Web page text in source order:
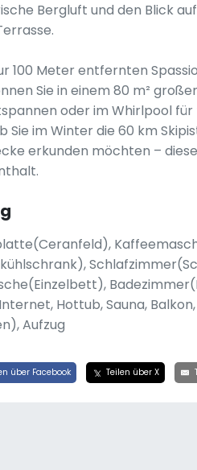
Bergluft und den Blick
100 Meter entfernten
Sie in einem 80 m²
oder im Whirlpool
Sie im Winter die 60 km
erkunden möchten –
Hottub, Sauna,
Aufzug
über Facebook Teilen über X